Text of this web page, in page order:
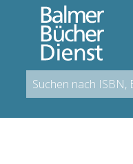
springen